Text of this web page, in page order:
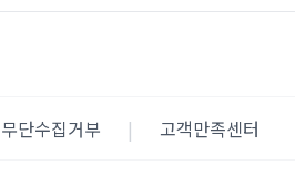
단수집거부 | 고객만족센터